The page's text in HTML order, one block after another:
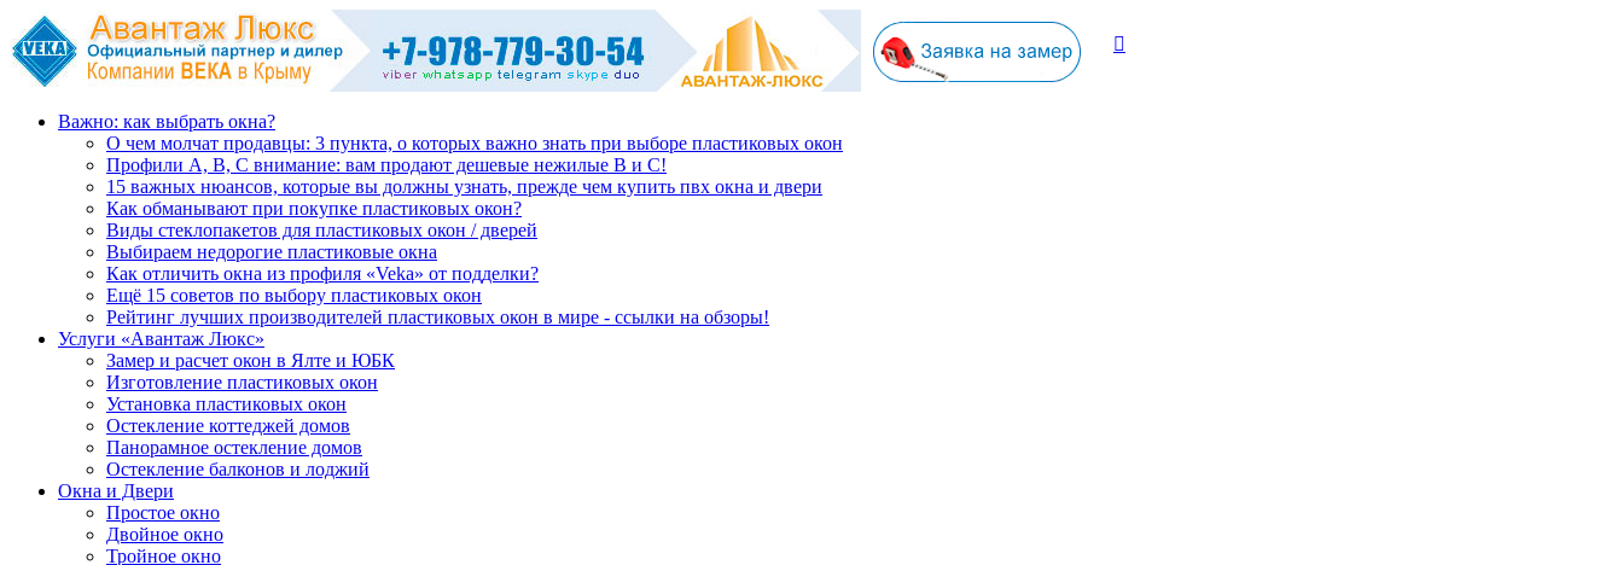
Важно: как выбрать окна?
О чем молчат продавцы: 3 пункта, о которых важно знать при выборе пластиковых окон
Профили А, В, С внимание: вам продают дешевые нежилые В и С!
15 важных нюансов, которые вы должны узнать, прежде чем купить пвх окна и двери
Как обманывают при покупке пластиковых окон?
Виды стеклопакетов для пластиковых окон / дверей
Выбираем недорогие пластиковые окна
Как отличить окна из профиля «Veka» от подделки?
Ещё 15 советов по выбору пластиковых окон
Рейтинг лучших производителей пластиковых окон в мире - ссылки на обзоры!
Услуги «Авантаж Люкс»
Замер и расчет окон в Ялте и ЮБК
Изготовление пластиковых окон
Установка пластиковых окон
Остекление коттеджей домов
Панорамное остекление домов
Остекление балконов и лоджий
Окна и Двери
Простое окно
Двойное окно
Тройное окно